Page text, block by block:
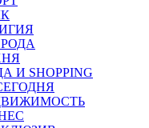
И SHOPPING